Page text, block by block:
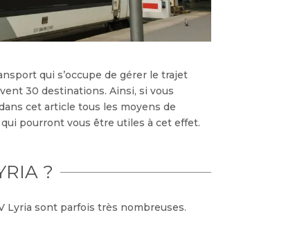
qui s’occupe de gérer le trajet
30 destinations. Ainsi, si vous
cet article tous les moyens de
pourront vous être utiles à cet effet.
?
Lyria sont parfois très nombreuses.